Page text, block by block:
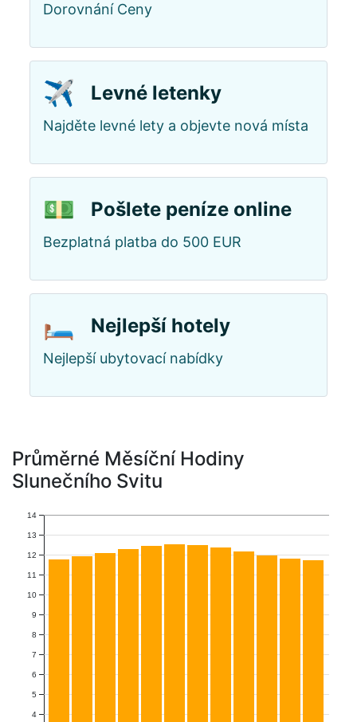
Dorovnání Ceny
✈️ Levné letenky
Najděte levné lety a objevte nová místa
💵 Pošlete peníze online
Bezplatná platba do 500 EUR
🛏️ Nejlepší hotely
Nejlepší ubytovací nabídky
Průměrné Měsíční Hodiny
Slunečního Svitu
4
5
6
7
8
9
10
11
12
13
14